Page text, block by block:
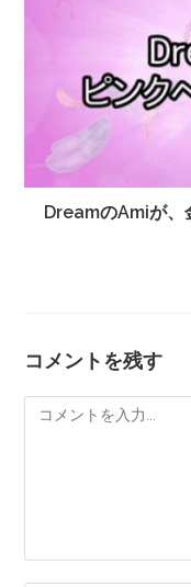
DreamのAmiが、
コメントを残す